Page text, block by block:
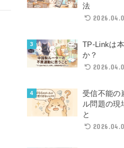
法
TP-Linkは
か？
受信不能
ル問題の現
と